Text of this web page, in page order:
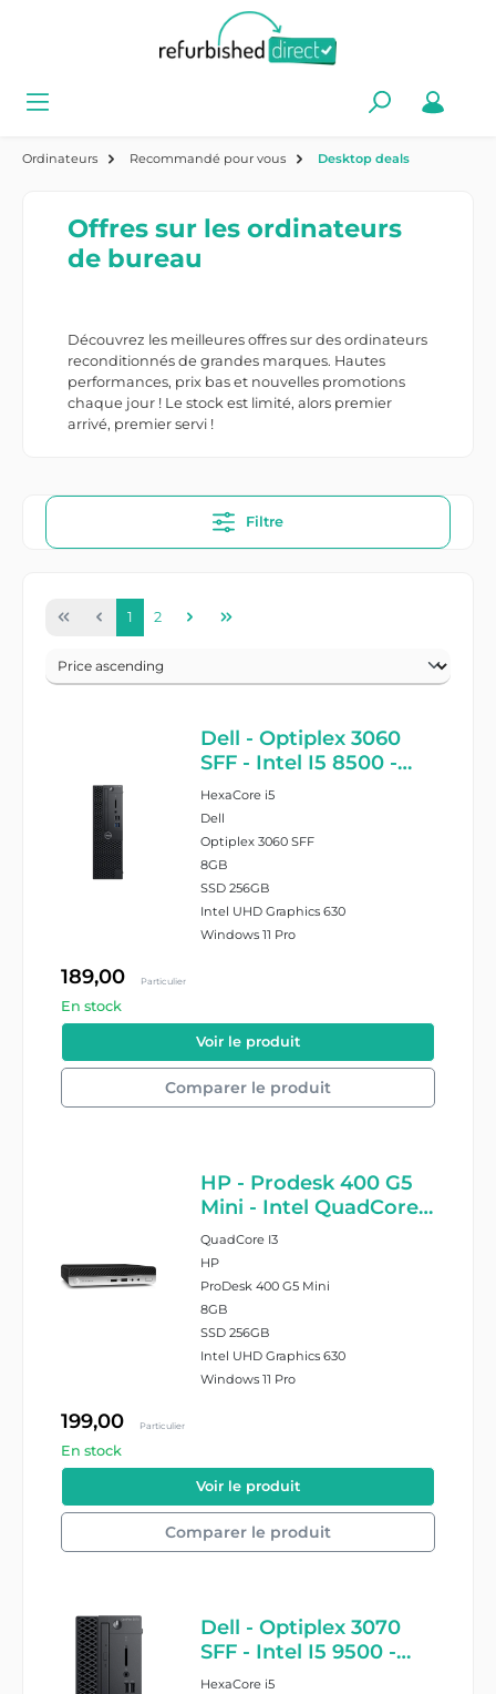
Ordinateurs Recommandé pour vous Desktop deals
Offres sur les ordinateurs
de bureau
Découvrez les meilleures offres sur des ordinateurs
reconditionnés de grandes marques. Hautes
performances, prix bas et nouvelles promotions
chaque jour ! Le stock est limité, alors premier
arrivé, premier servi !
Filtre
1 2
Dell - Optiplex 3060
SFF - Intel I5 8500 -
8GB Ram - 256GB SSD
- Windows 11 Pro -
DVD writer
HexaCore i5
Dell
Optiplex 3060 SFF
8GB
SSD 256GB
Intel UHD Graphics 630
Windows 11 Pro
189,00 Particulier
En stock
Voir le produit
Comparer le produit
HP - Prodesk 400 G5
Mini - Intel QuadCore
I3 9100T - 8GB RAM -
256GB SSD - Windows
11 Pro
QuadCore I3
HP
ProDesk 400 G5 Mini
8GB
SSD 256GB
Intel UHD Graphics 630
Windows 11 Pro
199,00 Particulier
En stock
Voir le produit
Comparer le produit
Dell - Optiplex 3070
SFF - Intel I5 9500 -
8GB Ram - 256GB SSD
HexaCore i5